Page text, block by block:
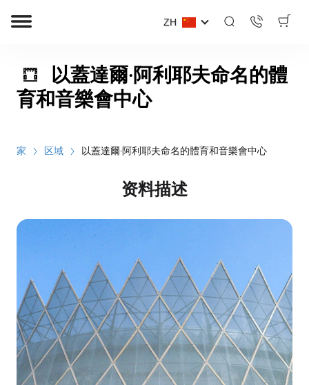
ZH
以蓋達爾·阿利耶夫命名的體
育和音樂會中心
家 区域 以蓋達爾·阿利耶夫命名的體育和音樂會中心
资料描述